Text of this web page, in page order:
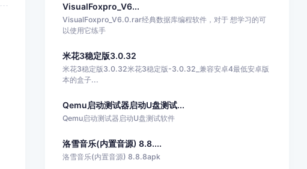
VisualFoxpro_V6...
VisualFoxpro_V6.0.rar经典数据库编程软件，对于 想学习的可
以使用它练手
米花3稳定版3.0.32
米花3稳定版3.0.32米花3稳定版-3.0.32_兼容安卓4最低安卓版
本的盒子...
Qemu启动测试器启动U盘测试...
Qemu启动测试器启动U盘测试软件
洛雪音乐(内置音源) 8.8....
洛雪音乐(内置音源) 8.8.8apk